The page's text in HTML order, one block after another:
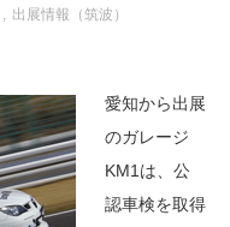
出展情報（筑波）
愛知から出展
のガレージ
KM1は、公
認車検を取得